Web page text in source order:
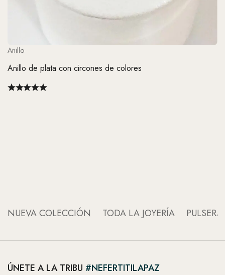
Anillo
Anillo de plata con circones de colores
NUEVA COLECCIÓN TODA LA JOYERÍA
ÚNETE A LA TRIBU #NEFERTITILAPAZ